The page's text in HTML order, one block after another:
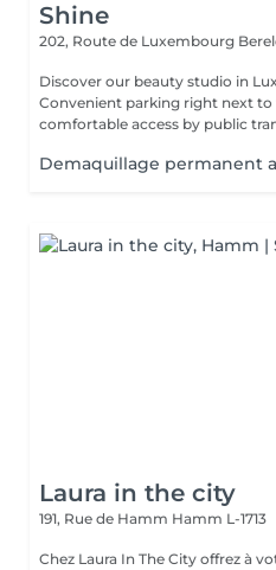
Shine
202, Route de Luxembourg
Discover our beauty studio in
Convenient parking right next to
comfortable access by public
Demaquillage permanent
Laura in the city
191, Rue de Hamm Hamm L-1713
Chez Laura In The City offrez à